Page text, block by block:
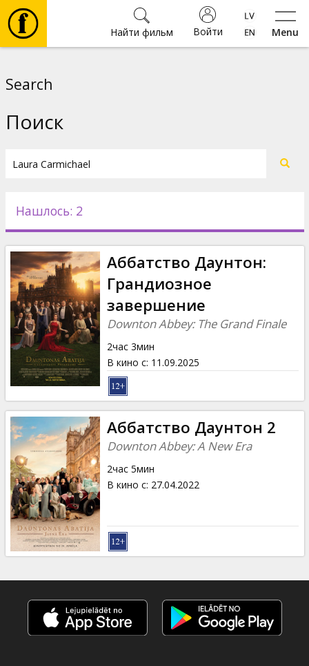
Menu
Войти
Найти фильм
Новости
Подарки
Кинозакуски
B2B
Search
Поиск
Нашлось: 2
Аббатство Даунтон:
Грандиозное
завершение
Downton Abbey: The Grand Finale
2час 3мин
В кино с: 11.09.2025
Аббатство Даунтон 2
Downton Abbey: A New Era
2час 5мин
В кино с: 27.04.2022